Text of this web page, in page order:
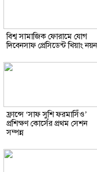
বিশ্ব সামাজিক ফোরামে যোগ
দিবেনসাফ প্রেসিডেন্ট খিয়াং নয়ন
ফ্রান্সে ‘সাফ সুশি ফরমাসিঁও’
প্রশিক্ষণ কোর্সের প্রথম সেশন
সম্পন্ন